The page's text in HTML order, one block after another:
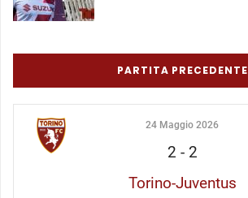
PARTITA PRECEDENTE
24 Maggio 2026
2 - 2
Torino-Juventus